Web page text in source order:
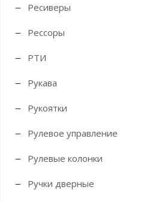
Ресиверы
Рессоры
РТИ
Рукава
Рукоятки
Рулевое управление
Рулевые колонки
Ручки дверные